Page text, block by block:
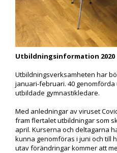
Utbildningsinformation 2020
Utbildningsverksamheten har
januari-februari. 40 genomförda
utbildade gymnastikledare.
Med anledningar av viruset
fram flertalet utbildningar som
april. Kurserna och deltagarna
kunna genomföras i juni och till
utav förändringar kommer att